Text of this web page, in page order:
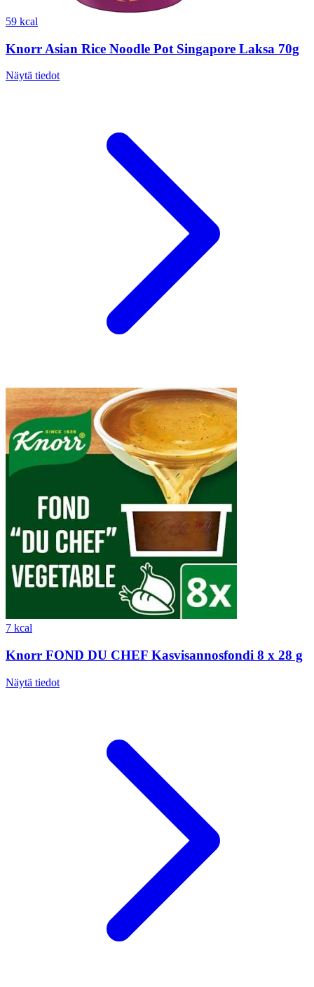
59 kcal
Knorr Asian Rice Noodle Pot Singapore Laksa 70g
Näytä tiedot
7 kcal
Knorr FOND DU CHEF Kasvisannosfondi 8 x 28 g
Näytä tiedot